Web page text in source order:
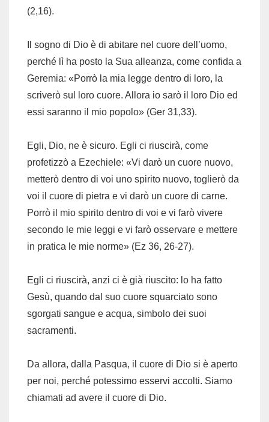
(2,16).
Il sogno di Dio è di abitare nel cuore dell’uomo,
perché lì ha posto la Sua alleanza, come confida a
Geremia: «Porrò la mia legge dentro di loro, la
scriverò sul loro cuore. Allora io sarò il loro Dio ed
essi saranno il mio popolo» (Ger 31,33).
Egli, Dio, ne è sicuro. Egli ci riuscirà, come
profetizzò a Ezechiele: «Vi darò un cuore nuovo,
metterò dentro di voi uno spirito nuovo, toglierò da
voi il cuore di pietra e vi darò un cuore di carne.
Porrò il mio spirito dentro di voi e vi farò vivere
secondo le mie leggi e vi farò osservare e mettere
in pratica le mie norme» (Ez 36, 26-27).
Egli ci riuscirà, anzi ci è già riuscito: lo ha fatto
Gesù, quando dal suo cuore squarciato sono
sgorgati sangue e acqua, simbolo dei suoi
sacramenti.
Da allora, dalla Pasqua, il cuore di Dio si è aperto
per noi, perché potessimo esservi accolti. Siamo
chiamati ad avere il cuore di Dio.